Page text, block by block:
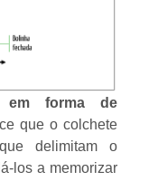
em forma de
que o colchete
delimitam o
los a memorizar